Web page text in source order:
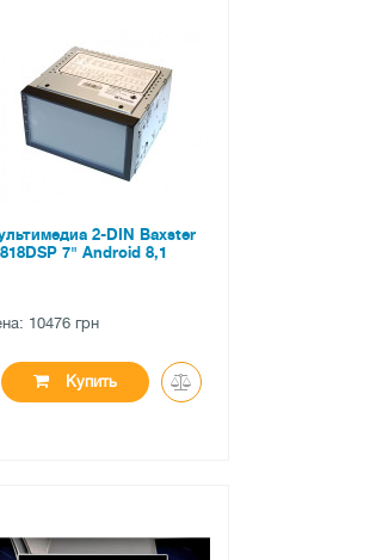
0 отзывов
2-DIN Baxster
7" Android 8,1
10476 грн
Купить